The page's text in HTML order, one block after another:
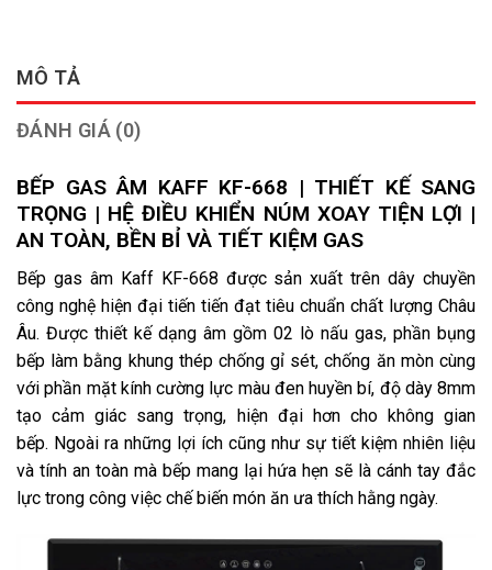
MÔ TẢ
ĐÁNH GIÁ (0)
BẾP GAS ÂM KAFF KF-668 | THIẾT KẾ SANG
TRỌNG | HỆ ĐIỀU KHIỂN NÚM XOAY TIỆN LỢI |
AN TOÀN, BỀN BỈ VÀ TIẾT KIỆM GAS
Bếp gas âm Kaff KF-668 được sản xuất trên dây chuyền
công nghệ hiện đại tiến tiến đạt tiêu chuẩn chất lượng Châu
Âu. Được thiết kế dạng âm gồm 02 lò nấu gas, phần bụng
bếp làm bằng khung thép chống gỉ sét, chống ăn mòn cùng
với phần mặt kính cường lực màu đen huyền bí, độ dày 8mm
tạo cảm giác sang trọng, hiện đại hơn cho không gian
bếp. Ngoài ra những lợi ích cũng như sự tiết kiệm nhiên liệu
và tính an toàn mà bếp mang lại hứa hẹn sẽ là cánh tay đắc
lực trong công việc chế biến món ăn ưa thích hằng ngày.